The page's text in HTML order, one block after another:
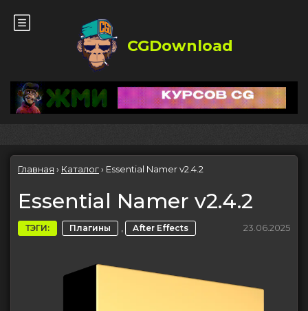
CGDownload
Главная › Каталог› Essential Namer v2.4.2
Essential Namer v2.4.2
ТЭГИ: Плагины , After Effects 23.06.2025